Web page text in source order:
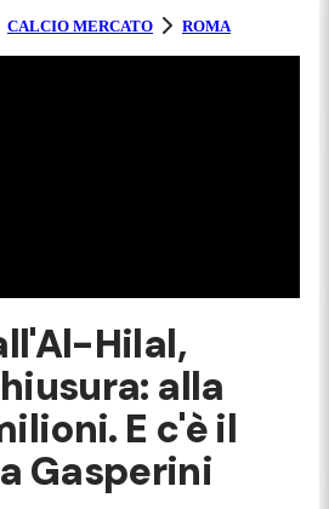
CALCIO MERCATO ROMA
Hilal,
alla
E c'è il
Gasperini